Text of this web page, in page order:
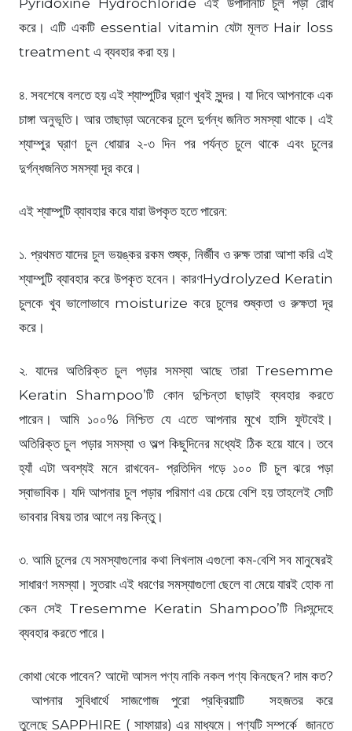
Pyridoxine Hydrochloride এই উপাদানটি চুল পড়া রোধ
করে। এটি একটি essential vitamin যেটা মূলত Hair loss
treatment এ ব্যবহার করা হয়।
৪. সবশেষে বলতে হয় এই শ্যাম্পুটির ঘ্রাণ খুবই সুন্দর। যা দিবে আপনাকে এক
চাঙ্গা অনুভূতি। আর তাছাড়া অনেকের চুলে দুর্গন্ধ জনিত সমস্যা থাকে। এই
শ্যাম্পুর ঘ্রাণ চুল ধোয়ার ২-৩ দিন পর পর্যন্ত চুলে থাকে এবং চুলের
দুর্গন্ধজনিত সমস্যা দূর করে।
এই শ্যাম্পুটি ব্যাবহার করে যারা উপকৃত হতে পারেন:
১. প্রথমত যাদের চুল ভয়ঙ্কর রকম শুষ্ক, নির্জীব ও রুক্ষ তারা আশা করি এই
শ্যাম্পুটি ব্যাবহার করে উপকৃত হবেন। কারণHydrolyzed Keratin
চুলকে খুব ভালোভাবে moisturize করে চুলের শুষ্কতা ও রুক্ষতা দূর
করে।
২. যাদের অতিরিক্ত চুল পড়ার সমস্যা আছে তারা Tresemme
Keratin Shampoo’টি কোন দুশ্চিন্তা ছাড়াই ব্যবহার করতে
পারেন। আমি ১০০% নিশ্চিত যে এতে আপনার মুখে হাসি ফুটবেই।
অতিরিক্ত চুল পড়ার সমস্যা ও অল্প কিছুদিনের মধ্যেই ঠিক হয়ে যাবে। তবে
হ্যাঁ এটা অবশ্যই মনে রাখবেন- প্রতিদিন গড়ে ১০০ টি চুল ঝরে পড়া
স্বাভাবিক। যদি আপনার চুল পড়ার পরিমাণ এর চেয়ে বেশি হয় তাহলেই সেটি
ভাববার বিষয় তার আগে নয় কিন্তু।
৩. আমি চুলের যে সমস্যাগুলোর কথা লিখলাম এগুলো কম-বেশি সব মানুষেরই
সাধারণ সমস্যা। সুতরাং এই ধরণের সমস্যাগুলো ছেলে বা মেয়ে যারই হোক না
কেন সেই Tresemme Keratin Shampoo’টি নিঃসন্দেহে
ব্যবহার করতে পারে।
কোথা থেকে পাবেন? আদৌ আসল পণ্য নাকি নকল পণ্য কিনছেন? দাম কত?
আপনার সুবিধার্থে সাজগোজ পুরো প্রক্রিয়াটি সহজতর করে
তুলেছে SAPPHIRE ( সাফায়ার) এর মাধ্যমে। পণ্যটি সম্পর্কে জানতে